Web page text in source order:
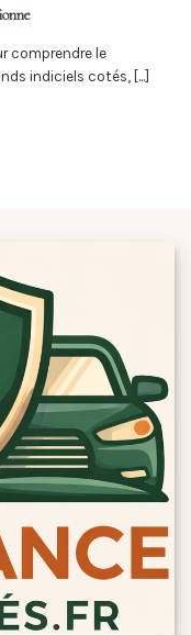
comprendre le
indiciels cotés, [...]